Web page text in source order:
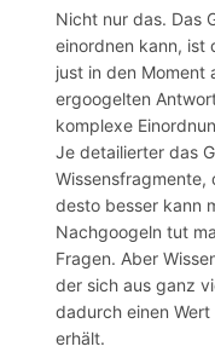
Nicht nur das. Das
einordnen kann, ist
just in den Moment
ergoogelten
komplexe
Je detailierter das
desto besser kann
Nachgoogeln tut
Fragen. Aber
der sich aus ganz
dadurch einen
erhält.